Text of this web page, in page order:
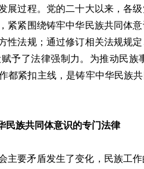
展过程。党的二十大以来，各
紧紧围绕铸牢中华民族共同体
性法规；通过修订相关法规规
予了法律强制力。为推动民
紧扣主线，是铸牢中华民族
民族共同体意识的专门法律
主要矛盾发生了变化，民族工